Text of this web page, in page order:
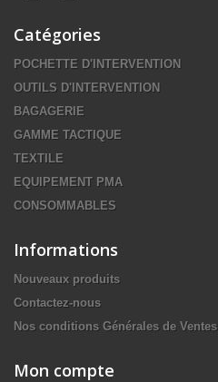
Catégories
POCHETTE D'INTERVENTION
OUTILS D'INTERVENTION
BAGAGERIE
GAMME TACTIQUE
TEXTILE
EQUIPEMENT PMA
CONSOMMABLES
Informations
Nouveaux produits
Contactez-nous
Nos conditions Générales de Ventes
Mon compte